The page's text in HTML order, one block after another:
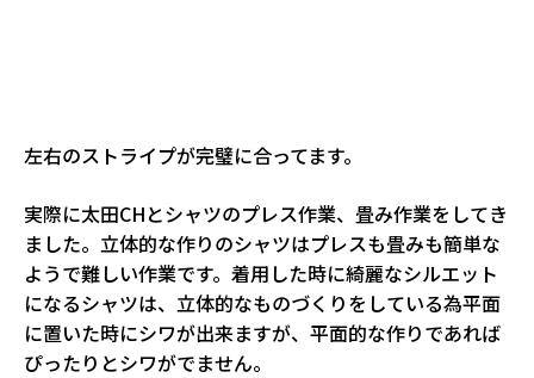
左右のストライプが完璧に合ってます。
実際に太田CHとシャツのプレス作業、畳み作業をしてき
ました。立体的な作りのシャツはプレスも畳みも簡単な
ようで難しい作業です。着用した時に綺麗なシルエット
になるシャツは、立体的なものづくりをしている為平面
に置いた時にシワが出来ますが、平面的な作りであれば
ぴったりとシワがでません。